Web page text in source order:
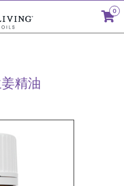
0
精油